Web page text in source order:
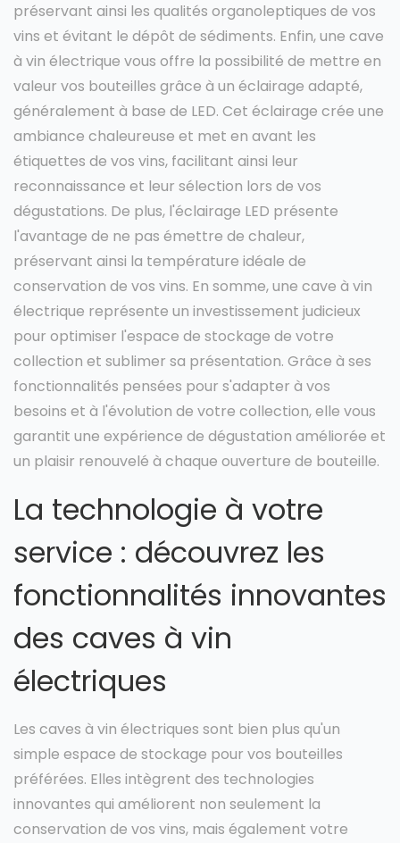
préservant ainsi les qualités organoleptiques de vos
vins et évitant le dépôt de sédiments. Enfin, une cave
à vin électrique vous offre la possibilité de mettre en
valeur vos bouteilles grâce à un éclairage adapté,
généralement à base de LED. Cet éclairage crée une
ambiance chaleureuse et met en avant les
étiquettes de vos vins, facilitant ainsi leur
reconnaissance et leur sélection lors de vos
dégustations. De plus, l'éclairage LED présente
l'avantage de ne pas émettre de chaleur,
préservant ainsi la température idéale de
conservation de vos vins. En somme, une cave à vin
électrique représente un investissement judicieux
pour optimiser l'espace de stockage de votre
collection et sublimer sa présentation. Grâce à ses
fonctionnalités pensées pour s'adapter à vos
besoins et à l'évolution de votre collection, elle vous
garantit une expérience de dégustation améliorée et
un plaisir renouvelé à chaque ouverture de bouteille.
La technologie à votre
service : découvrez les
fonctionnalités innovantes
des caves à vin
électriques
Les caves à vin électriques sont bien plus qu'un
simple espace de stockage pour vos bouteilles
préférées. Elles intègrent des technologies
innovantes qui améliorent non seulement la
conservation de vos vins, mais également votre